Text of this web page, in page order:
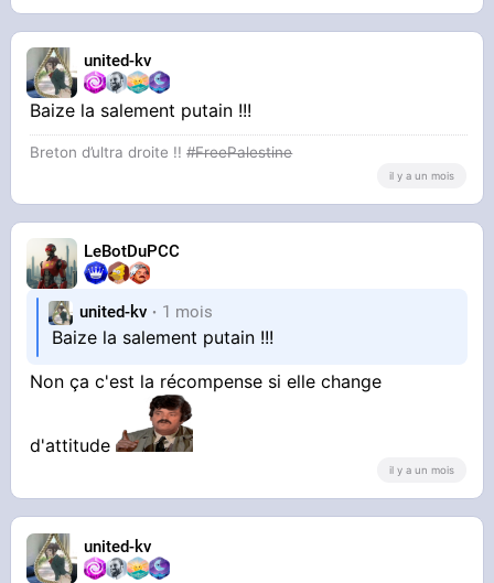
coup de poing dans le lit !)
Not here !!!
[Pas ici !!!] (En criant)
-> Je sais pas ce que je vais faire d'elle, putain
united-kv
Baize la salement putain !!!
Breton d’ultra droite !!#FreePalestine
il y a un mois
LeBotDuPCC
united-kv 1 mois
Baize la salement putain !!!
Non ça c'est la récompense si elle change
d'attitude
il y a un mois
united-kv